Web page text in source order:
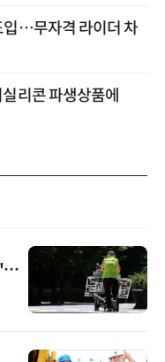
입…무자격 라이더 차
리콘 파생상품에
'…